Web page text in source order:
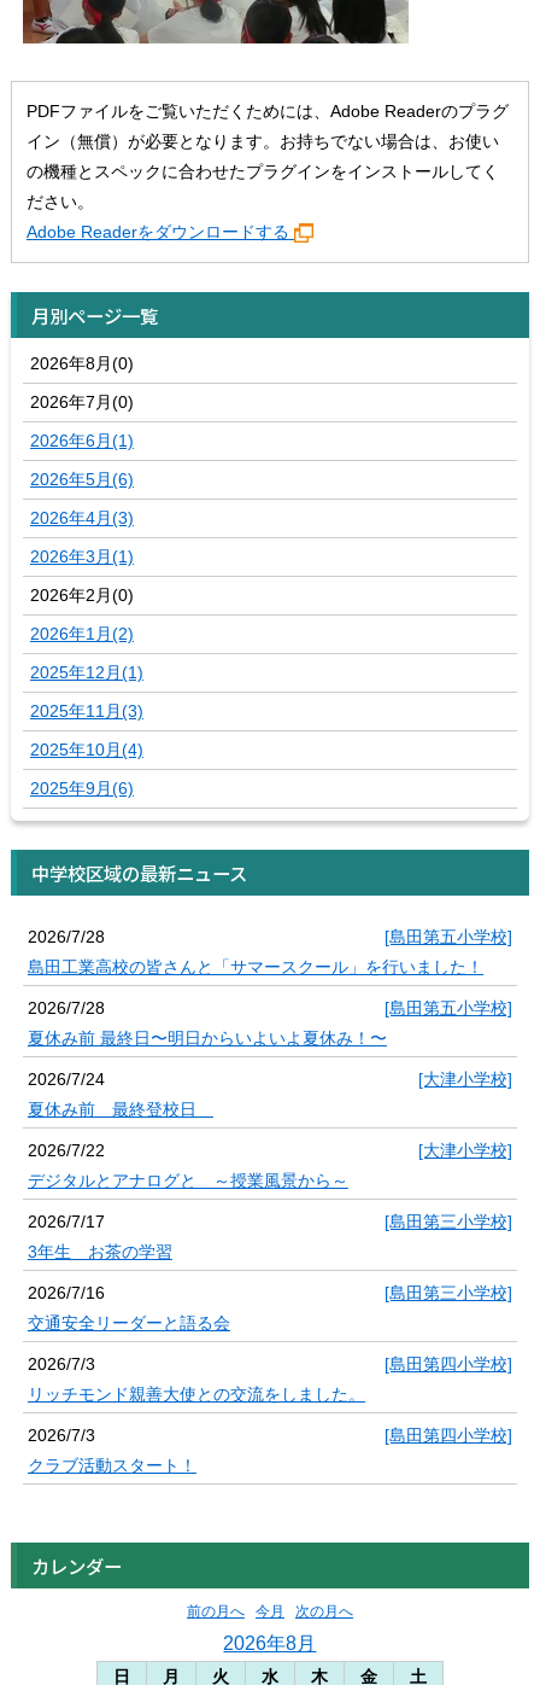
PDFファイルをご覧いただくためには、Adobe Readerのプラグ
イン（無償）が必要となります。お持ちでない場合は、お使い
の機種とスペックに合わせたプラグインをインストールしてく
ださい。
Adobe Readerをダウンロードする
月別ページ一覧
2026年8月(0)
2026年7月(0)
2026年6月(1)
2026年5月(6)
2026年4月(3)
2026年3月(1)
2026年2月(0)
2026年1月(2)
2025年12月(1)
2025年11月(3)
2025年10月(4)
2025年9月(6)
中学校区域の最新ニュース
2026/7/28
[島田第五小学校]
島田工業高校の皆さんと「サマースクール」を行いました！
2026/7/28
[島田第五小学校]
夏休み前 最終日〜明日からいよいよ夏休み！〜
2026/7/24
[大津小学校]
夏休み前 最終登校日
2026/7/22
[大津小学校]
デジタルとアナログと ～授業風景から～
2026/7/17
[島田第三小学校]
3年生 お茶の学習
2026/7/16
[島田第三小学校]
交通安全リーダーと語る会
2026/7/3
[島田第四小学校]
リッチモンド親善大使との交流をしました。
2026/7/3
[島田第四小学校]
クラブ活動スタート！
カレンダー
前の月へ 今月 次の月へ
2026年8月
日 月 火 水 木 金 土